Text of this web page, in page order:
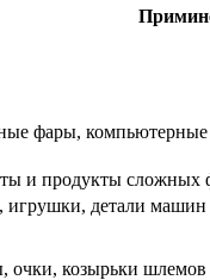
фары,
и продукты сложных
игрушки, детали машин
очки, козырьки шлемов